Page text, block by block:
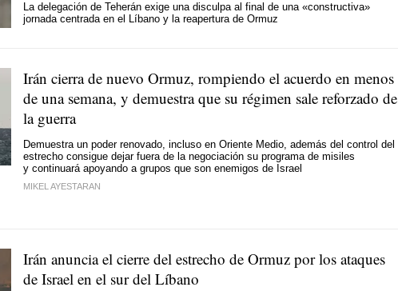
La delegación de Teherán exige una disculpa al final de una «constructiva»
jornada centrada en el Líbano y la reapertura de Ormuz
Irán cierra de nuevo Ormuz, rompiendo el acuerdo en menos
de una semana, y demuestra que su régimen sale reforzado de
la guerra
Demuestra un poder renovado, incluso en Oriente Medio, además del control del
estrecho consigue dejar fuera de la negociación su programa de misiles
y continuará apoyando a grupos que son enemigos de Israel
MIKEL AYESTARAN
Irán anuncia el cierre del estrecho de Ormuz por los ataques
de Israel en el sur del Líbano